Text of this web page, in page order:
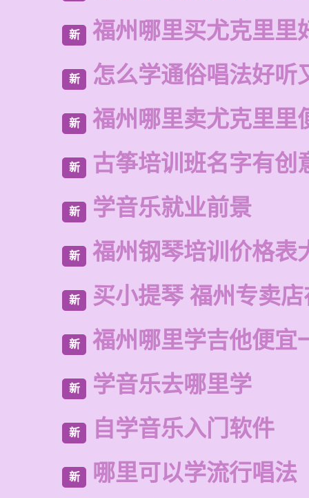
新 福州哪里买尤克里里
新 怎么学通俗唱法好听
新 福州哪里卖尤克里里
新 古筝培训班名字有创
新 学音乐就业前景
新 福州钢琴培训价格表
新 买小提琴 福州专卖
新 福州哪里学吉他便宜
新 学音乐去哪里学
新 自学音乐入门软件
新 哪里可以学流行唱法